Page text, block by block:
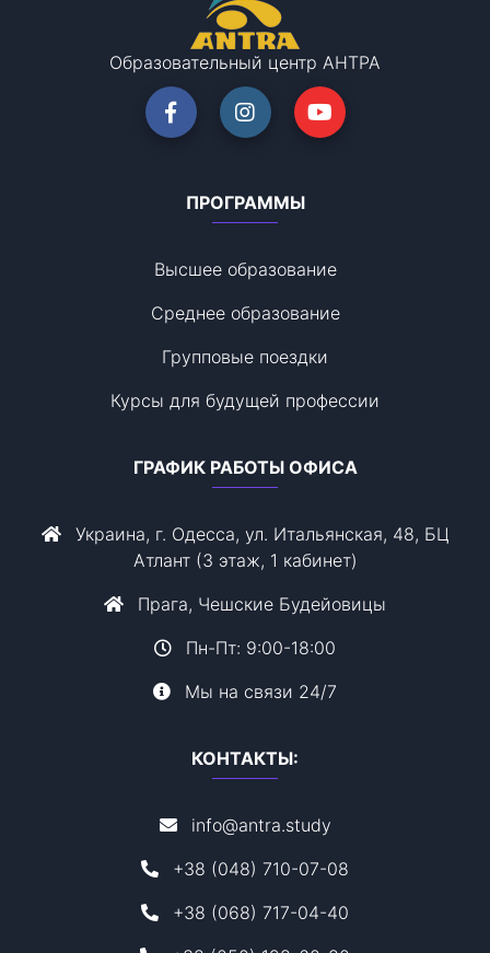
Образовательный центр АНТРА
ПРОГРАММЫ
Высшее образование
Среднее образование
Групповые поездки
Курсы для будущей профессии
ГРАФИК РАБОТЫ ОФИСА
Украина, г. Одесса, ул. Итальянская, 48, БЦ
Атлант (3 этаж, 1 кабинет)
Прага, Чешские Будейовицы
Пн-Пт: 9:00-18:00
Мы на связи 24/7
КОНТАКТЫ:
info@antra.study
+38 (048) 710-07-08
+38 (068) 717-04-40